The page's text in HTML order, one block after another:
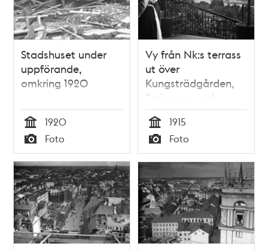
Stadshuset under
uppförande,
omkring 1920
Tid
1920
Typ
Foto
Vy från Nk:s terrass
ut över
Kungsträdgården,
Strömmen och
Södermalm. En
servitris står till
vänster.
Tid
1915
Typ
Foto